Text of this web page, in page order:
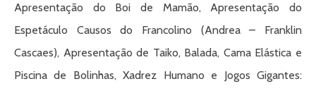
Apresentação do Boi de Mamão, Apresentação do
Espetáculo Causos do Francolino (Andrea – Franklin
Cascaes), Apresentação de Taiko, Balada, Cama Elástica e
Piscina de Bolinhas, Xadrez Humano e Jogos Gigantes: